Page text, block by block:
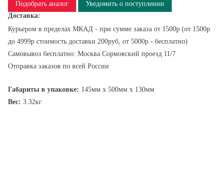
Подобрать аналог
Уведомить о поступлении
Доставка:
Курьером в пределах МКАД - при сумме заказа от 1500р (от 1500р
до 4999р стоимость доставки 200руб, от 5000р - бесплатно)
Самовывоз бесплатно: Москва Сормовский проезд 11/7
Отправка заказов по всей России
Габариты в упаковке: 145мм x 500мм x 130мм
Вес: 3.32кг